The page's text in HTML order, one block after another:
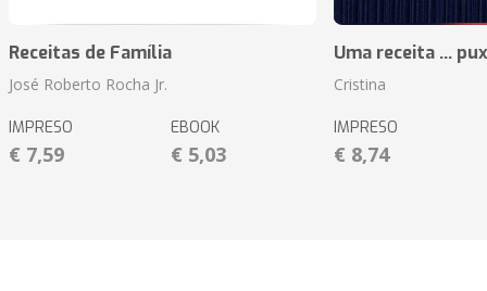
Receitas de Família
José Roberto Rocha Jr.
IMPRESO
€ 7,59
EBOOK
€ 5,03
Uma receita ...
Cristina
IMPRESO
€ 8,74